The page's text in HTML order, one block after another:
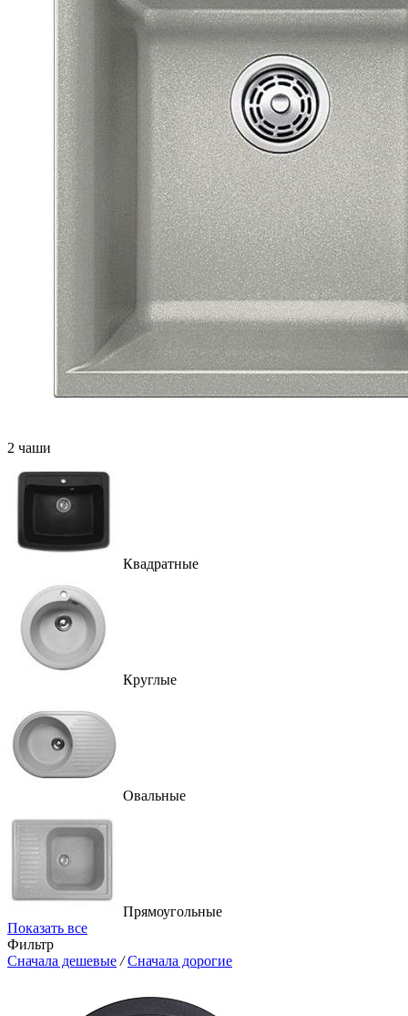
2 чаши
Квадратные
Круглые
Овальные
Прямоугольные
Показать все
Фильтр
Сначала дешевые / Сначала дорогие